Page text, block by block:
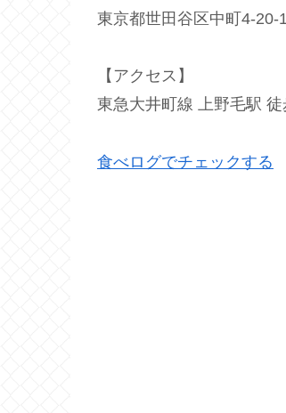
東京都世田谷区中町4-20-
【アクセス】
東急大井町線 上野毛駅 徒
食べログでチェックする